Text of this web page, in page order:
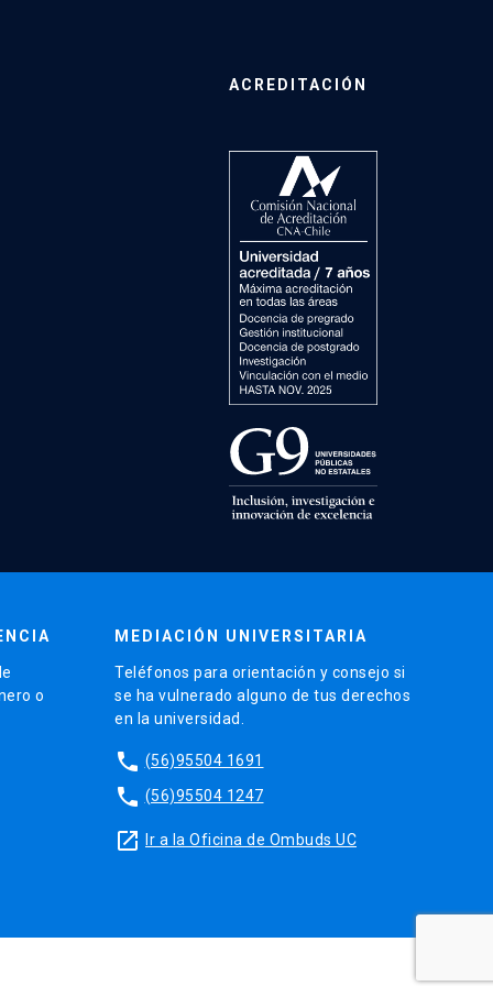
ACREDITACIÓN
o
MEDIACIÓN UNIVERSITARIA
Teléfonos para orientación y consejo si
se ha vulnerado alguno de tus derechos
en la universidad.
phone (56)95504 1691
phone (56)95504 1247
launch Ir a la Oficina de Ombuds UC